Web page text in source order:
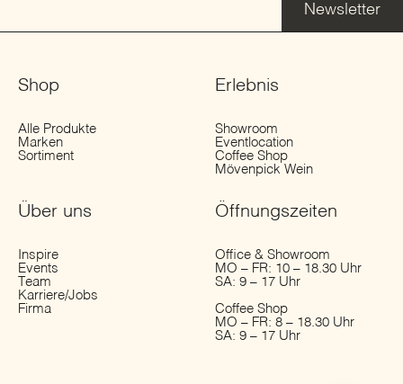
Newsletter
Shop
Alle Produkte
Marken
Sortiment
Erlebnis
Showroom
Eventlocation
Coffee Shop
Mövenpick Wein
Über uns
Inspire
Events
Team
Karriere/Jobs
Firma
Öffnungs­zeiten
Office & Showroom
MO – FR: 10 – 18.30 Uhr
SA: 9 – 17 Uhr
Coffee Shop
MO – FR: 8 – 18.30 Uhr
SA: 9 – 17 Uhr